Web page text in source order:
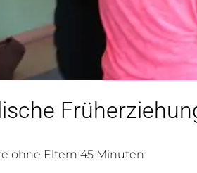
ohne Eltern 45 Minuten